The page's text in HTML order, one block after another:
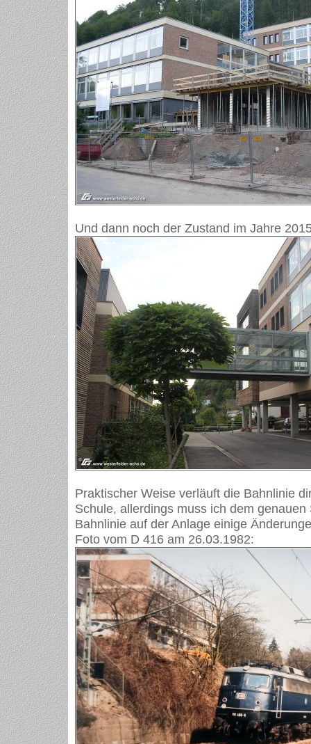
Und dann noch der Zustand im Jahre
Praktischer Weise verläuft die Bahnlinie
Schule, allerdings muss ich dem genauen
Bahnlinie auf der Anlage einige
Foto vom D 416 am 26.03.1982: